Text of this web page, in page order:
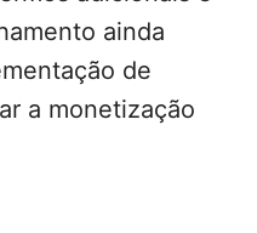
ainda
de
a monetização